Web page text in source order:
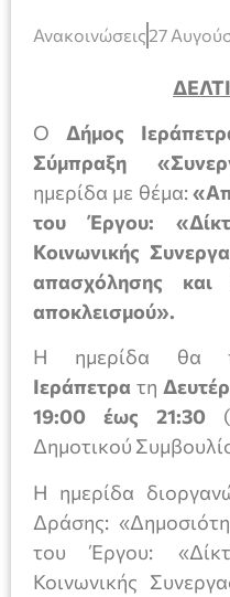
Ανακοινώσεις 27
Ο Δήμος
Σύμπραξη
ημερίδα με θέμα:
του Έργου:
Κοινωνικής
απασχόλησης και
αποκλεισμού».
Η ημερίδα θα
Ιεράπετρατη
19:00 έως 21:30
Δημοτικού
Η ημερίδα
Δράσης:
του Έργου:
Κοινωνικής